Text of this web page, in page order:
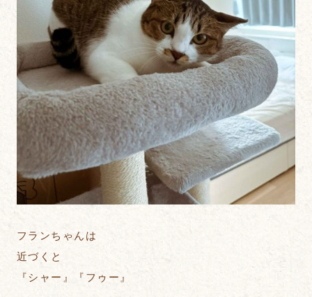
フランちゃんは
近づくと
『シャー』『フゥー』